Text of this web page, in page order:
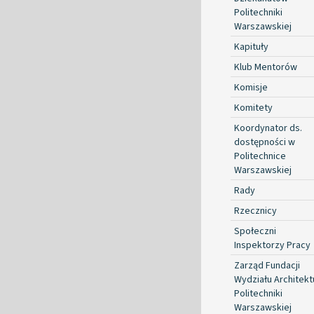
Politechniki
Warszawskiej
Kapituły
Klub Mentorów
Komisje
Komitety
Koordynator ds.
dostępności w
Politechnice
Warszawskiej
Rady
Rzecznicy
Społeczni
Inspektorzy Pracy
Zarząd Fundacji
Wydziału
Politechniki
Warszawskiej